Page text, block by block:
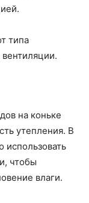
типа
на коньке
утепления. В
использовать
чтобы
влаги.